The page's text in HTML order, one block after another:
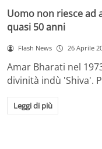
Uomo non riesce ad
quasi 50 anni
Flash News 26 Aprile
Amar Bharati nel
divinità indù 'Shiva'.
Leggi di più